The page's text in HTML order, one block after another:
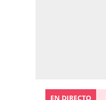
EN DIRECTO